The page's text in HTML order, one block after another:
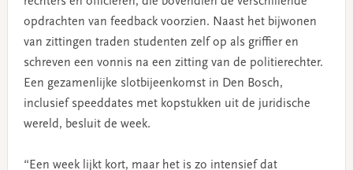
opdrachten van feedback voorzien. Naast het bijwonen
van zittingen traden studenten zelf op als griffier en
schreven een vonnis na een zitting van de politierechter.
Een gezamenlijke slotbijeenkomst in Den Bosch,
inclusief speeddates met kopstukken uit de juridische
wereld, besluit de week.
“Een week lijkt kort, maar het is zo intensief dat